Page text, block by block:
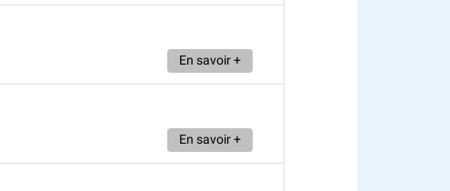
En savoir +
En savoir +